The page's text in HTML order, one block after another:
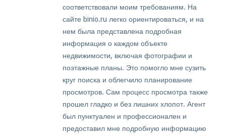
соответствовали моим требованиям. На
сайте binio.ru легко ориентироваться, и на
нем была представлена подробная
информация о каждом объекте
недвижимости, включая фотографии и
поэтажные планы. Это помогло мне сузить
круг поиска и облегчило планирование
просмотров. Сам процесс просмотра также
прошел гладко и без лишних хлопот. Агент
был пунктуален и профессионален и
предоставил мне подробную информацию